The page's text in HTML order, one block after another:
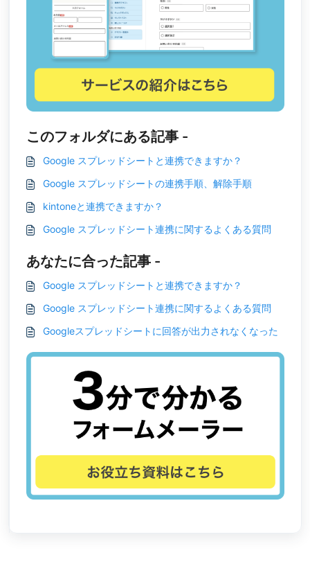
このフォルダにある記事 -
Google スプレッドシートと連携できますか？
Google スプレッドシートの連携手順、解除手順
kintoneと連携できますか？
Google スプレッドシート連携に関するよくある質問
あなたに合った記事 -
Google スプレッドシートと連携できますか？
Google スプレッドシート連携に関するよくある質問
Googleスプレッドシートに回答が出力されなくなった